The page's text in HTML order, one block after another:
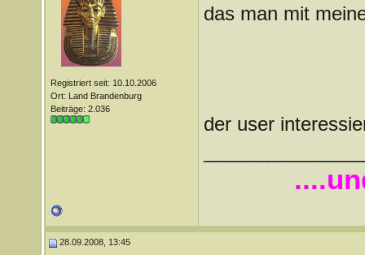
Registriert seit: 10.10.2006
Ort: Land Brandenburg
Beiträge: 2.036
das man mit
der user
28.09.2008, 13:45